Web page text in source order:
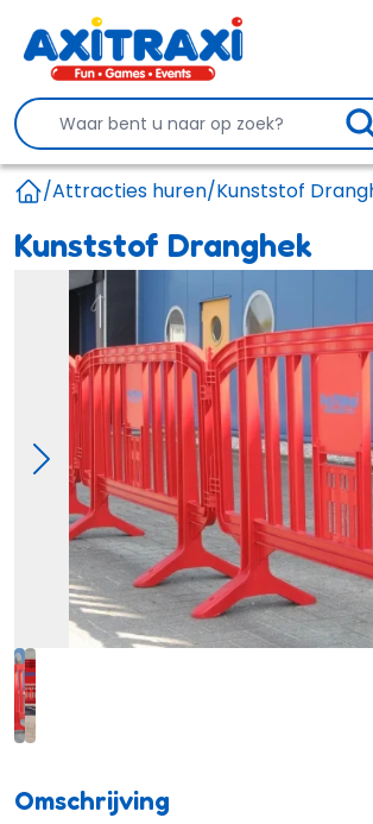
/Attracties huren/Kunststof
Kunststof Dranghek
Omschrijving